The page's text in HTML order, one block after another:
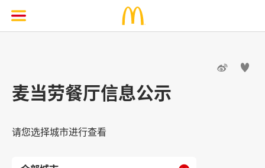
 
麦当劳餐厅信息公示
请您选择城市进行查看